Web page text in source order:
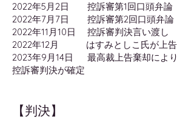
2022年5月2日 控訴審第1回口頭弁論
2022年7月7日 控訴審第2回口頭弁論
2022年11月10日 控訴審判決言い渡し
2022年12月 はすみとしこ氏が上告
2023年9月14日 最高裁上告棄却により
控訴審判決が確定
【判決】